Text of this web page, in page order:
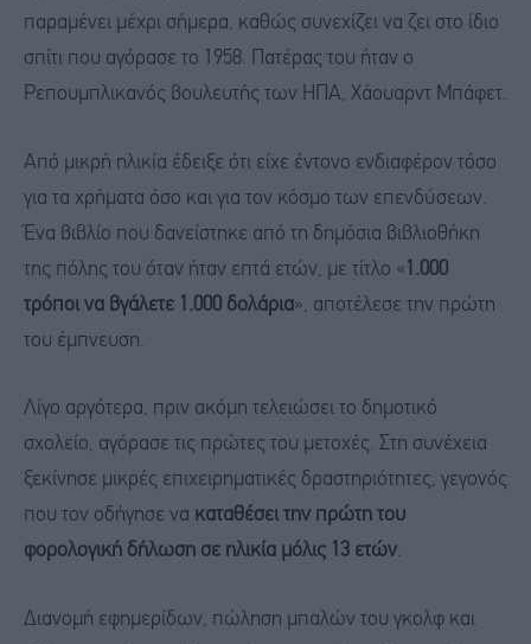
παραμένει μέχρι σήμερα, καθώς συνεχίζει να ζει στο ίδιο
σπίτι που αγόρασε το 1958. Πατέρας του ήταν ο
Ρεπουμπλικανός βουλευτής των ΗΠΑ, Χάουαρντ Μπάφετ.
Από μικρή ηλικία έδειξε ότι είχε έντονο ενδιαφέρον τόσο
για τα χρήματα όσο και για τον κόσμο των επενδύσεων.
Ένα βιβλίο που δανείστηκε από τη δημόσια βιβλιοθήκη
της πόλης του όταν ήταν επτά ετών, με τίτλο « 1.000
τρόποι να βγάλετε 1.000 δολάρια», αποτέλεσε την πρώτη
του έμπνευση.
Λίγο αργότερα, πριν ακόμη τελειώσει το δημοτικό
σχολείο, αγόρασε τις πρώτες του μετοχές. Στη συνέχεια
ξεκίνησε μικρές επιχειρηματικές δραστηριότητες, γεγονός
που τον οδήγησε να καταθέσει την πρώτη του
φορολογική δήλωση σε ηλικία μόλις 13 ετών.
Διανομή εφημερίδων, πώληση μπαλών του γκολφ και